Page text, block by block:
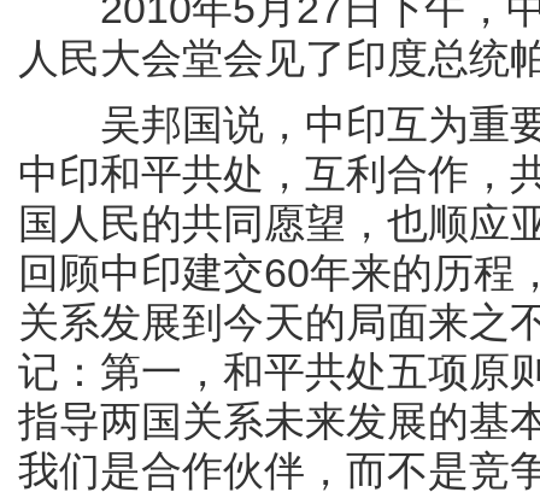
人民大会堂会见了印度总统
吴邦国说，中印互为重要
中印和平共处，互利合作，
国人民的共同愿望，也顺应
回顾中印建交60年来的历程
关系发展到今天的局面来之
记：第一，和平共处五项原
指导两国关系未来发展的基
我们是合作伙伴，而不是竞